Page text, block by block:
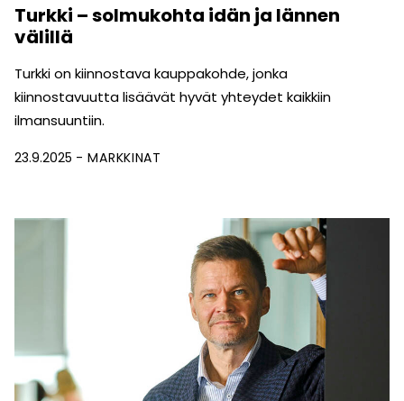
Turkki – solmukohta idän ja lännen
välillä
Turkki on kiinnostava kauppakohde, jonka
kiinnostavuutta lisäävät hyvät yhteydet kaikkiin
ilmansuuntiin.
23.9.2025 MARKKINAT